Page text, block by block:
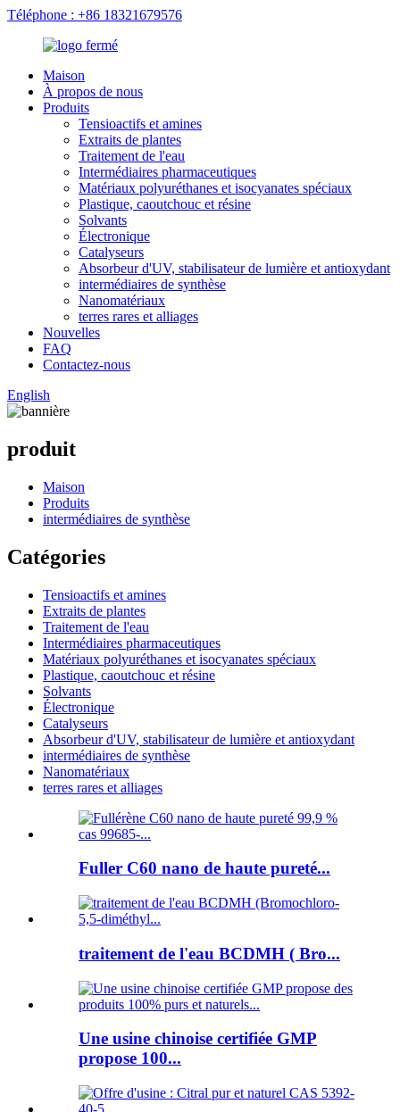
Téléphone : +86 18321679576
Maison
À propos de nous
Produits
Tensioactifs et amines
Extraits de plantes
Traitement de l'eau
Intermédiaires pharmaceutiques
Matériaux polyuréthanes et isocyanates spéciaux
Plastique, caoutchouc et résine
Solvants
Électronique
Catalyseurs
Absorbeur d'UV, stabilisateur de lumière et antioxydant
intermédiaires de synthèse
Nanomatériaux
terres rares et alliages
Nouvelles
FAQ
Contactez-nous
English
produit
Maison
Produits
intermédiaires de synthèse
Catégories
Tensioactifs et amines
Extraits de plantes
Traitement de l'eau
Intermédiaires pharmaceutiques
Matériaux polyuréthanes et isocyanates spéciaux
Plastique, caoutchouc et résine
Solvants
Électronique
Catalyseurs
Absorbeur d'UV, stabilisateur de lumière et antioxydant
intermédiaires de synthèse
Nanomatériaux
terres rares et alliages
Fuller C60 nano de haute pureté...
traitement de l'eau BCDMH ( Bro...
Une usine chinoise certifiée GMP
propose 100...